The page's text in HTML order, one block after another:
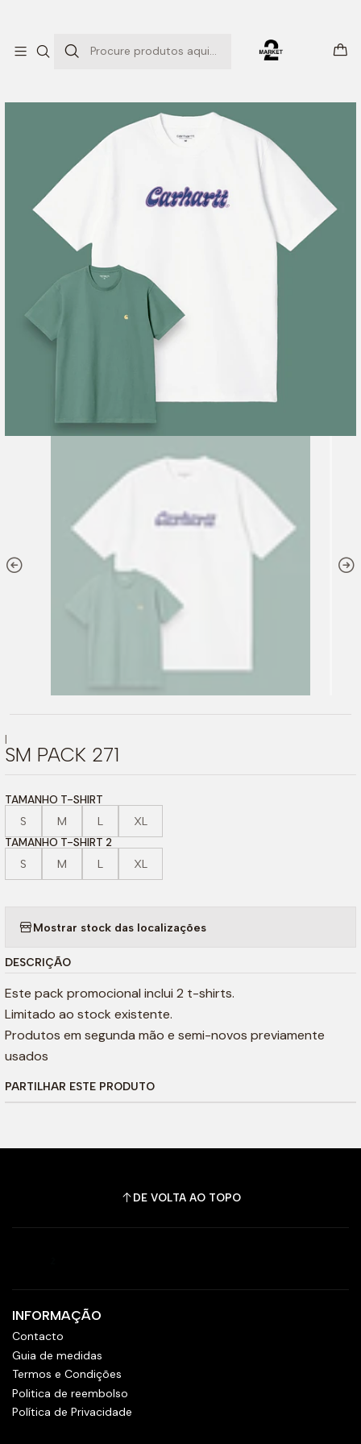
Início SM PACK 271
|
SM PACK 271
TAMANHO T-SHIRT
S M L XL
TAMANHO T-SHIRT 2
S M L XL
Mostrar stock das localizações
DESCRIÇÃO
Este pack promocional inclui 2 t-shirts.
Limitado ao stock existente.
Produtos em segunda mão e semi-novos previamente
usados
PARTILHAR ESTE PRODUTO
DE VOLTA AO TOPO
INFORMAÇÃO
Contacto
Guia de medidas
Termos e Condições
Politica de reembolso
Política de Privacidade